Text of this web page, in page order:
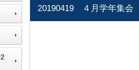
20190419 ４月学年集会